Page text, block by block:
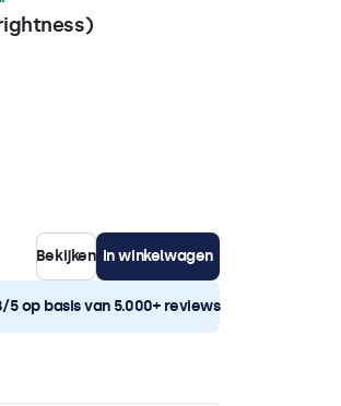
Bekijken In winkelwagen
5 op basis van 5.000+ reviews